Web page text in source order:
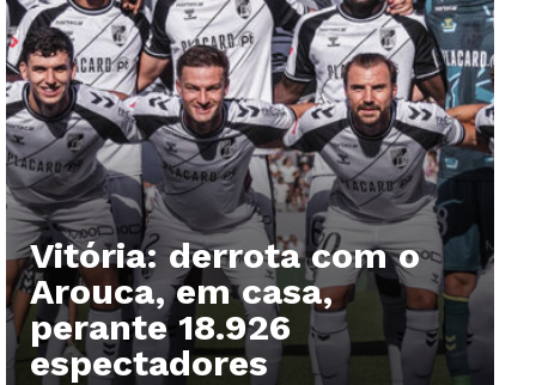
Vitória: derrota com o
Arouca, em casa,
perante 18.926
espectadores